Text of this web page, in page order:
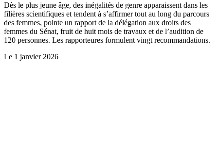
Dès le plus jeune âge, des inégalités de genre apparaissent dans les
filières scientifiques et tendent à s’affirmer tout au long du parcours
des femmes, pointe un rapport de la délégation aux droits des
femmes du Sénat, fruit de huit mois de travaux et de l’audition de
120 personnes. Les rapporteures formulent vingt recommandations.
Le 1 janvier 2026